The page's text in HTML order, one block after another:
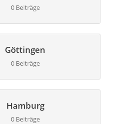
0 Beiträge
Göttingen
0 Beiträge
Hamburg
0 Beiträge